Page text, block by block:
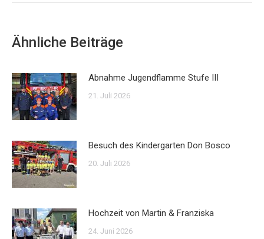
Ähnliche Beiträge
Abnahme Jugendflamme Stufe III
21. Juli 2026
Besuch des Kindergarten Don Bosco
20. Juli 2026
Hochzeit von Martin & Franziska
24. Juni 2026